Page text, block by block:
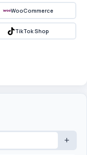
WooCommerce
TikTok Shop
+